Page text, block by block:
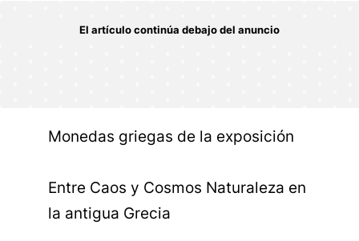
Monedas griegas de la exposición
Entre Caos y Cosmos Naturaleza en
la antigua Grecia